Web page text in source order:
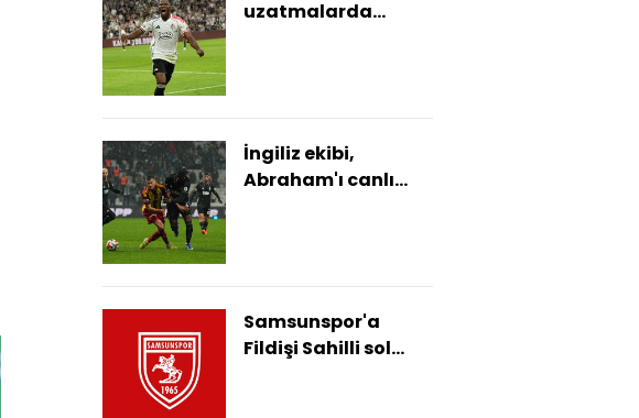
uzatmalarda
İngiliz ekibi,
Abraham'ı canlı
Samsunspor'a
Fildişi Sahilli sol